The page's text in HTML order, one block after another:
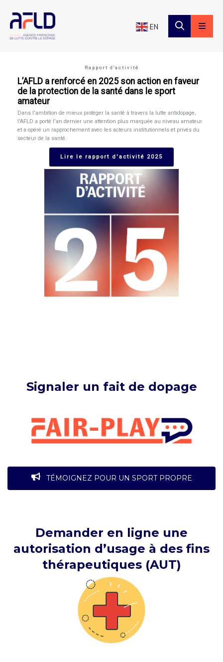
EN
Rapport d'activité
L’AFLD a renforcé en 2025 son action en faveur
de la protection de la santé dans le sport
amateur
Dans l'ambition de mieux protéger la santé à travers la lutte antidopage,
l'AFLD a porté l'an dernier une attention plus marquée au niveau amateur
et a opéré un rapprochement avec les acteurs institutionnels et privés du
secteur de la santé.
Lire le rapport d'activité 2025
Signaler un fait de dopage
TÉMOIGNEZ POUR UN SPORT PROPRE
Demander en ligne une
autorisation d’usage à des fins
thérapeutiques (AUT)